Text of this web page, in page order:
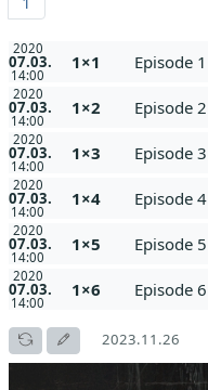
2020
07.03.
14:00
1×1 Episode 1
2020
07.03.
14:00
1×2 Episode 2
2020
07.03.
14:00
1×3 Episode 3
2020
07.03.
14:00
1×4 Episode 4
2020
07.03.
14:00
1×5 Episode 5
2020
07.03.
14:00
1×6 Episode 6
2023.11.26